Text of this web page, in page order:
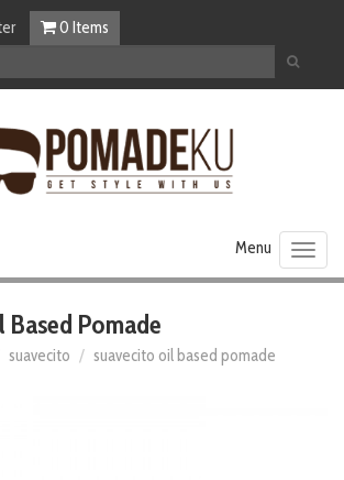
0 Items
Pomade
suavecito suavecito oil based pomade